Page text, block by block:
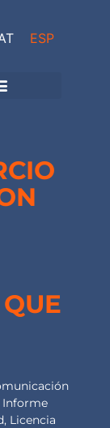
ESP
Informe
, Licencia